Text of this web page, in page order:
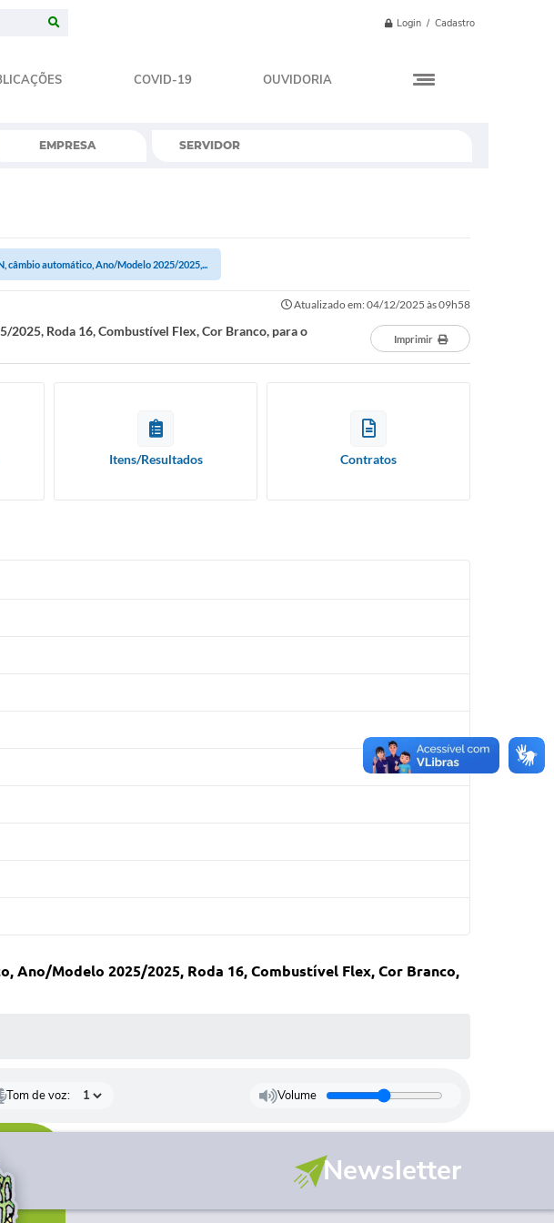
Login / Cadastro
COVID-19 OUVIDORIA
EMPRESA SERVIDOR
câmbio automático, Ano/Modelo 2025/2025,...
Atualizado em: 04/12/2025 às 09h58
Roda 16, Combustível Flex, Cor Branco, para o
Imprimir
Itens/Resultados Contratos
Modelo 2025/2025, Roda 16, Combustível Flex, Cor Branco,
Tom de voz: Volume
Newsletter